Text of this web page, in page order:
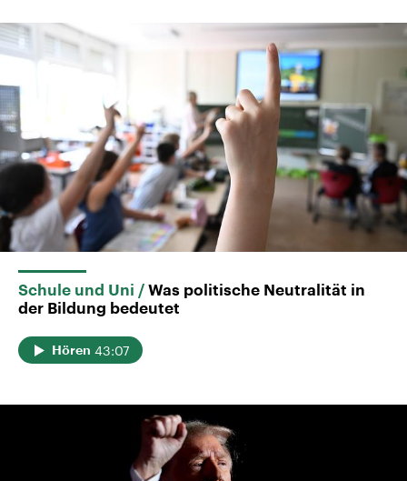
Schule und Uni
Was politische Neutralität in
der Bildung bedeutet
Hören 43:07